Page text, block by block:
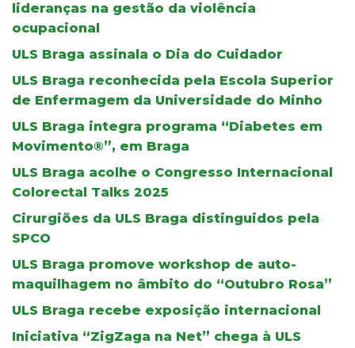
lideranças na gestão da violência
ocupacional
ULS Braga assinala o Dia do Cuidador
ULS Braga reconhecida pela Escola Superior
de Enfermagem da Universidade do Minho
ULS Braga integra programa “Diabetes em
Movimento®”, em Braga
ULS Braga acolhe o Congresso Internacional
Colorectal Talks 2025
Cirurgiões da ULS Braga distinguidos pela
SPCO
ULS Braga promove workshop de auto-
maquilhagem no âmbito do “Outubro Rosa”
ULS Braga recebe exposição internacional
Iniciativa “ZigZaga na Net” chega à ULS